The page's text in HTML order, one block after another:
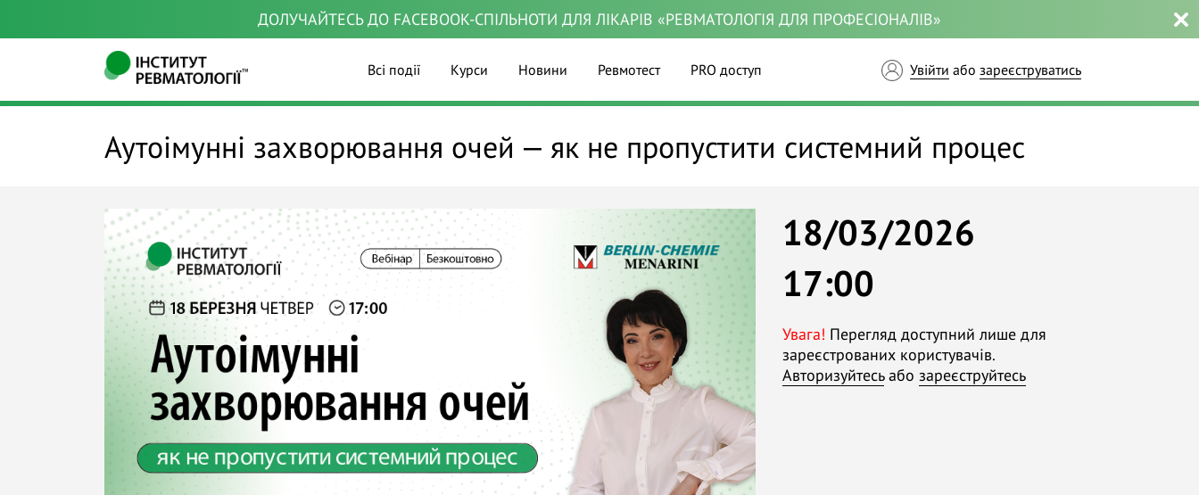
ДОЛУЧАЙТЕСЬ ДО FACEBOOK-СПІЛЬНОТИ ДЛЯ ЛІКАРІВ «РЕВМАТОЛОГІЯ ДЛЯ ПРОФЕСІОНАЛІВ»
Всі події Курси Новини Ревмотест PRO доступ Увійти або зареєструватись
Аутоімунні захворювання очей — як не пропустити системний процес
18/03/2026
17:00
Увага! Перегляд доступний лише для
зареєстрованих користувачів.
Авторизуйтесьабо зареєструйтесь